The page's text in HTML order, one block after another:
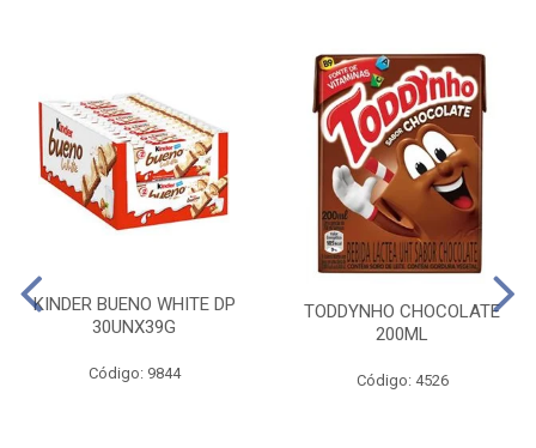
KINDER BUENO WHITE DP
30UNX39G
Código: 9844
TODDYNHO CHOCOLATE
200ML
Código: 4526